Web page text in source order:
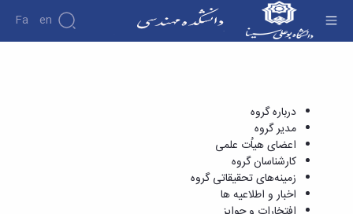
Fa En
دانشکده
تاریخچه
ریاست
دانشکده
آلبوم
عکس
اطلاعات
نشریات
درباره گروه
مدیر گروه
اعضای هیاُت علمی
کارشناسان گروه
زمینه‌های تحقیقاتی گروه
اخبار و اطلاعیه ها